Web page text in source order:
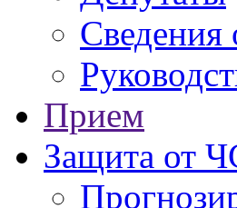
Сведения
Прием
Защита от